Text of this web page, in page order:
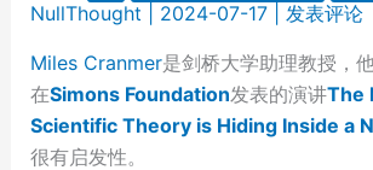
NullThought
2024-07-17 发表评论
Miles Cranmer是剑桥大学助理教授，
在Simons Foundation发表的演讲The
Scientific Theory is Hiding Inside a
很有启发性。